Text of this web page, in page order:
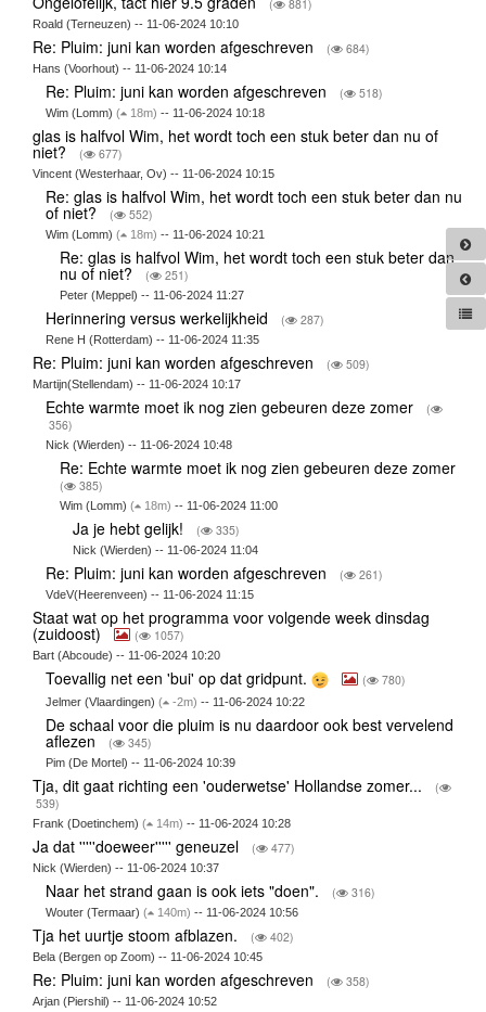
( 881)
Roald (Terneuzen) -- 11-06-2024 10:10
Re: Pluim: juni kan worden afgeschreven ( 684)
Hans (Voorhout) -- 11-06-2024 10:14
Re: Pluim: juni kan worden afgeschreven ( 518)
Wim (Lomm)( 18m) -- 11-06-2024 10:18
glas is halfvol Wim, het wordt toch een stuk beter dan nu of
niet? ( 677)
Vincent (Westerhaar, Ov) -- 11-06-2024 10:15
Re: glas is halfvol Wim, het wordt toch een stuk beter dan nu
of niet? ( 552)
Wim (Lomm)( 18m) -- 11-06-2024 10:21
Re: glas is halfvol Wim, het wordt toch een stuk beter dan
nu of niet? ( 251)
Peter (Meppel) -- 11-06-2024 11:27
Herinnering versus werkelijkheid ( 287)
Rene H (Rotterdam) -- 11-06-2024 11:35
Re: Pluim: juni kan worden afgeschreven ( 509)
Martijn(Stellendam) -- 11-06-2024 10:17
Echte warmte moet ik nog zien gebeuren deze zomer
(
356)
Nick (Wierden) -- 11-06-2024 10:48
Re: Echte warmte moet ik nog zien gebeuren deze zomer
( 385)
Wim (Lomm) ( 18m) -- 11-06-2024 11:00
Ja je hebt gelijk! ( 335)
Nick (Wierden) -- 11-06-2024 11:04
Re: Pluim: juni kan worden afgeschreven ( 261)
VdeV(Heerenveen) -- 11-06-2024 11:15
Staat wat op het programma voor volgende week dinsdag
(zuidoost) ( 1057)
Bart (Abcoude) -- 11-06-2024 10:20
Toevallig net een 'bui' op dat gridpunt. ( 780)
Jelmer (Vlaardingen)( -2m) -- 11-06-2024 10:22
De schaal voor die pluim is nu daardoor ook best vervelend
aflezen ( 345)
Pim (De Mortel) -- 11-06-2024 10:39
Tja, dit gaat richting een 'ouderwetse' Hollandse zomer...
(
539)
Frank (Doetinchem) ( 14m) -- 11-06-2024 10:28
Ja dat '''''doeweer''''' geneuzel ( 477)
Nick (Wierden) -- 11-06-2024 10:37
Naar het strand gaan is ook iets "doen". ( 316)
Wouter (Termaar)( 140m) -- 11-06-2024 10:56
Tja het uurtje stoom afblazen. ( 402)
Bela (Bergen op Zoom) -- 11-06-2024 10:45
Re: Pluim: juni kan worden afgeschreven ( 358)
Arjan (Piershil) -- 11-06-2024 10:52